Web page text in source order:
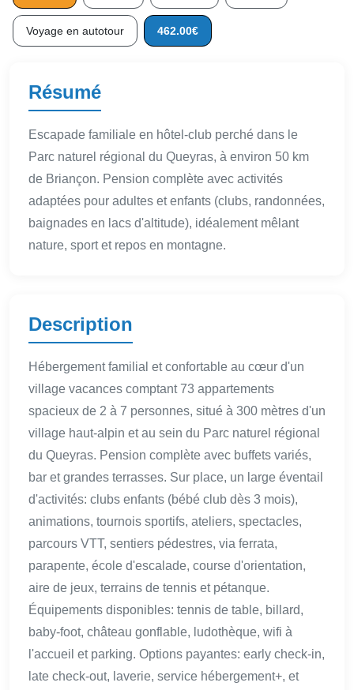
Voyage en autotour 462.00€
Résumé
Escapade familiale en hôtel-club perché dans le
Parc naturel régional du Queyras, à environ 50 km
de Briançon. Pension complète avec activités
adaptées pour adultes et enfants (clubs, randonnées,
baignades en lacs d'altitude), idéalement mêlant
nature, sport et repos en montagne.
Description
Hébergement familial et confortable au cœur d'un
village vacances comptant 73 appartements
spacieux de 2 à 7 personnes, situé à 300 mètres d'un
village haut‑alpin et au sein du Parc naturel régional
du Queyras. Pension complète avec buffets variés,
bar et grandes terrasses. Sur place, un large éventail
d'activités: clubs enfants (bébé club dès 3 mois),
animations, tournois sportifs, ateliers, spectacles,
parcours VTT, sentiers pédestres, via ferrata,
parapente, école d'escalade, course d'orientation,
aire de jeux, terrains de tennis et pétanque.
Équipements disponibles: tennis de table, billard,
baby-foot, château gonflable, ludothèque, wifi à
l'accueil et parking. Options payantes: early check-in,
late check-out, laverie, service hébergement+, et